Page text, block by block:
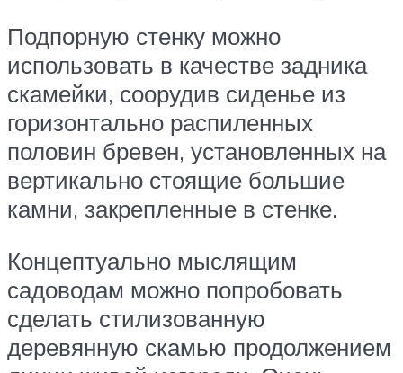
Подпорную стенку можно
использовать в качестве задника
скамейки, соорудив сиденье из
горизонтально распиленных
половин бревен, установленных на
вертикально стоящие большие
камни, закрепленные в стенке.
Концептуально мыслящим
садоводам можно попробовать
сделать стилизованную
деревянную скамью продолжением